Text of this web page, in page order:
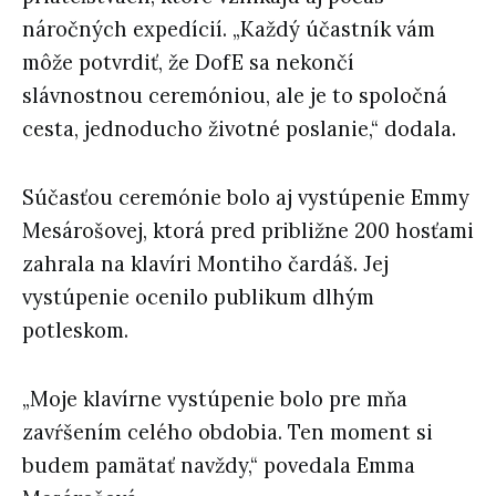
náročných expedícií. „Každý účastník vám
môže potvrdiť, že DofE sa nekončí
slávnostnou ceremóniou, ale je to spoločná
cesta, jednoducho životné poslanie,“ dodala.
Súčasťou ceremónie bolo aj vystúpenie Emmy
Mesárošovej, ktorá pred približne 200 hosťami
zahrala na klavíri Montiho čardáš. Jej
vystúpenie ocenilo publikum dlhým
potleskom.
„Moje klavírne vystúpenie bolo pre mňa
zavŕšením celého obdobia. Ten moment si
budem pamätať navždy,“ povedala Emma